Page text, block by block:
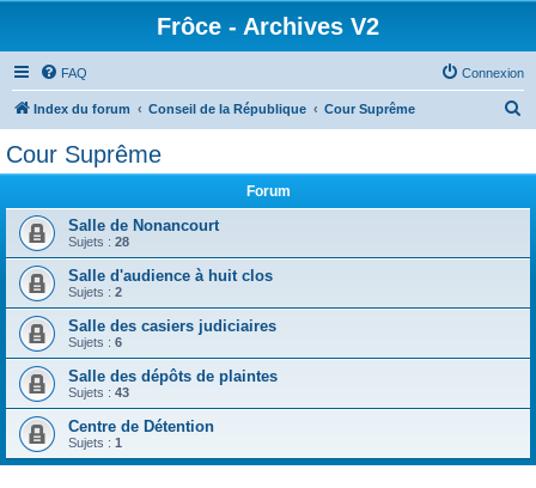
Frôce - Archives V2
FAQ Connexion
Index du forum Conseil de la République Cour Suprême
h
Cour Suprême
Forum
Salle de Nonancourt
Sujets : 28
Salle d'audience à huit clos
Sujets : 2
Salle des casiers judiciaires
Sujets : 6
Salle des dépôts de plaintes
Sujets : 43
Centre de Détention
Sujets : 1